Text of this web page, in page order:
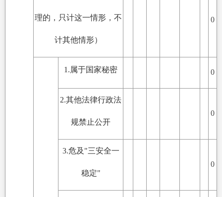
理的，只计这一情形，不
计其他情形）
0
1.属于国家秘密 0
2.其他法律行政法
规禁止公开
0
3.危及"三安全一
稳定"
0